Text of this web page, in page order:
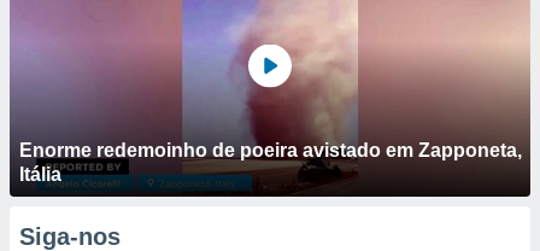
Enorme redemoinho de poeira avistado em Zapponeta,
Itália
Siga-nos